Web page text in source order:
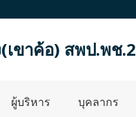
เขาค้อ) สพป.พช.2
ผู้บริหาร บุคลากร